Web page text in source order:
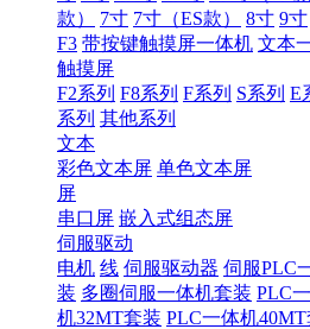
款）
7寸 7寸（ES款） 8寸 9寸
F3 带按键触摸屏一体机 文本
触摸屏
F2系列 F8系列 F系列 S系列 E
系列 其他系列
文本
彩色文本屏 单色文本屏
屏
串口屏 嵌入式组态屏
伺服驱动
电机 线 伺服驱动器 伺服PLC
装 多圈伺服一体机套装 PLC
机32MT套装 PLC一体机40MT